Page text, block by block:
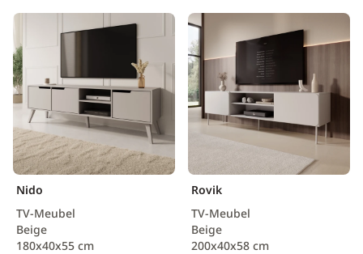
Scandinavisch
Nido
TV-Meubel
Beige
180x40x55 cm
Rovik
TV-Meubel
Beige
200x40x58 cm